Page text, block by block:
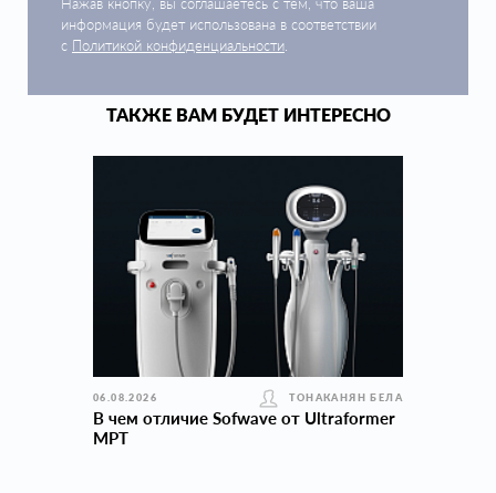
информация будет использована в соответствии
с Политикой конфиденциальности
ТАКЖЕ ВАМ БУДЕТ ИНТЕРЕСНО
06.08.2026 ТОНАКАНЯН БЕЛА
В чем отличие Sofwave от Ultraformer
MPT